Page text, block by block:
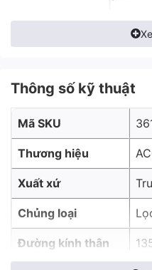
Thông số kỹ thuật
Mã SKU
Thương hiệu
Xuất xứ
Chủng loại
Đường kính thân